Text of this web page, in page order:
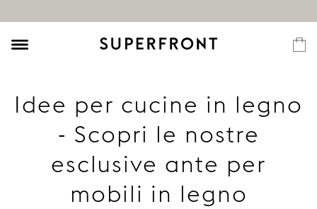
Idee per cucine in legno
- Scopri le nostre
esclusive ante per
mobili in legno